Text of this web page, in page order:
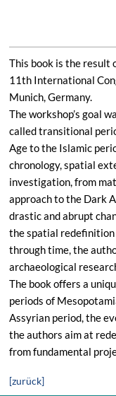
This book is the result
11th International
Munich, Germany.
The workshop’s goal
called transitional
Age to the Islamic
chronology, spatial
investigation, from
approach to the Dark
drastic and abrupt
the spatial redefinition
through time, the
archaeological
The book offers a
periods of
Assyrian period, the
the authors aim at
from fundamental
[zurück]